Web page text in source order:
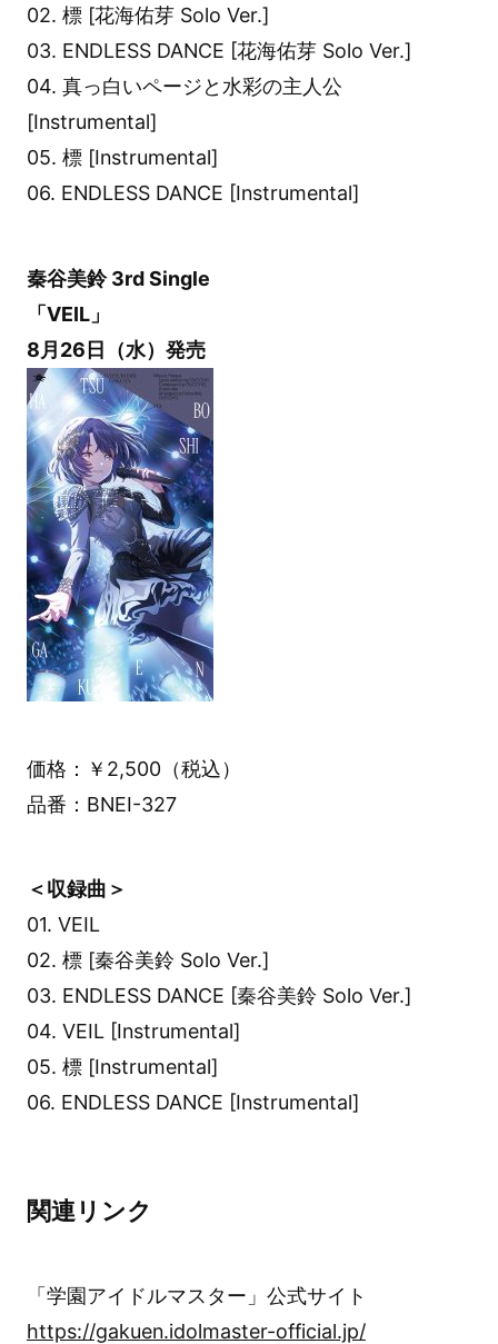
02. 標 [花海佑芽 Solo Ver.]
03. ENDLESS DANCE [花海佑芽 Solo Ver.]
04. 真っ白いページと水彩の主人公
[Instrumental]
05. 標 [Instrumental]
06. ENDLESS DANCE [Instrumental]
秦谷美鈴 3rd Single
「VEIL」
8月26日（水）発売
価格：￥2,500（税込）
品番：BNEI-327
＜収録曲＞
01. VEIL
02. 標 [秦谷美鈴 Solo Ver.]
03. ENDLESS DANCE [秦谷美鈴 Solo Ver.]
04. VEIL [Instrumental]
05. 標 [Instrumental]
06. ENDLESS DANCE [Instrumental]
関連リンク
「学園アイドルマスター」公式サイト
https://gakuen.idolmaster-official.jp/